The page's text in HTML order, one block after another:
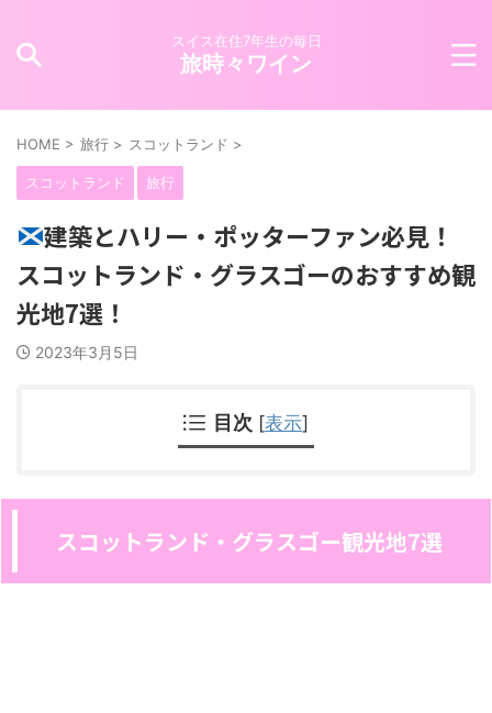
スイス在住7年生の毎日
旅時々ワイン
HOME > 旅行 > スコットランド >
スコットランド 旅行
建築とハリー・ポッターファン必見！
スコットランド・グラスゴーのおすすめ観
光地7選！
2023年3月5日
目次 [表示]
スコットランド・グラスゴー観光地7選